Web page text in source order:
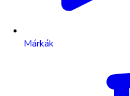
Márkák